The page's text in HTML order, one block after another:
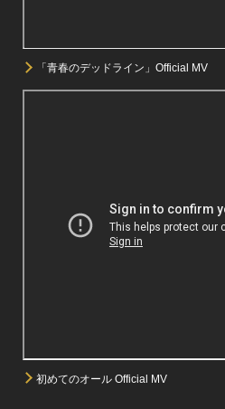
「青春のデッドライン」Official MV
初めてのオール Official MV